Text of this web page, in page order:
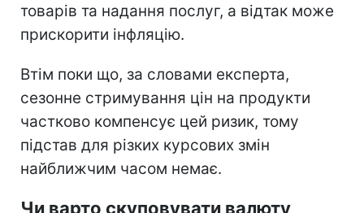
товарів та надання послуг, а відтак може
прискорити інфляцію.
Втім поки що, за словами експерта,
сезонне стримування цін на продукти
частково компенсує цей ризик, тому
підстав для різких курсових змін
найближчим часом немає.
Чи варто скуповувати валюту